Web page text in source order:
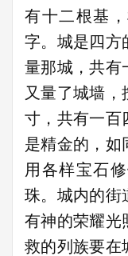
有十二根基
字。城是四方
量那城，共有
又量了城墙，
寸，共有一百
是精金的，如
用各样宝石
珠。城内的街
有神的荣耀光
救的列族要在